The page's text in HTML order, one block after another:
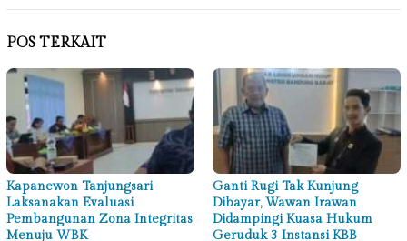
POS TERKAIT
Kapanewon Tanjungsari
Laksanakan Evaluasi
Pembangunan Zona Integritas
Menuju WBK
Ganti Rugi Tak Kunjung
Dibayar, Wawan Irawan
Didampingi Kuasa Hukum
Geruduk 3 Instansi KBB